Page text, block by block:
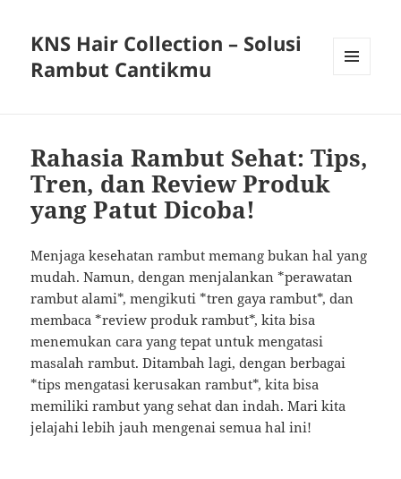
KNS Hair Collection – Solusi
Rambut Cantikmu
Rahasia Rambut Sehat: Tips,
Tren, dan Review Produk
yang Patut Dicoba!
Menjaga kesehatan rambut memang bukan hal yang
mudah. Namun, dengan menjalankan *perawatan
rambut alami*, mengikuti *tren gaya rambut*, dan
membaca *review produk rambut*, kita bisa
menemukan cara yang tepat untuk mengatasi
masalah rambut. Ditambah lagi, dengan berbagai
*tips mengatasi kerusakan rambut*, kita bisa
memiliki rambut yang sehat dan indah. Mari kita
jelajahi lebih jauh mengenai semua hal ini!